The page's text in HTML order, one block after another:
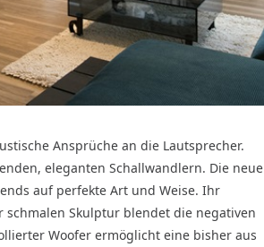
Ansprüche an die Lautsprecher.
eleganten Schallwandlern. Die neue
auf perfekte Art und Weise. Ihr
Skulptur blendet die negativen
Woofer ermöglicht eine bisher aus